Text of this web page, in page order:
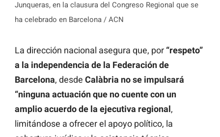
Junqueras, en la clausura del Congreso Regional que se
ha celebrado en Barcelona / ACN
La dirección nacional asegura que, por “respeto”
a la independencia de la Federación de
Barcelona, desde Calàbria no se impulsará
“ninguna actuación que no cuente con un
amplio acuerdo de la ejecutiva regional,
limitándose a ofrecer el apoyo político, la